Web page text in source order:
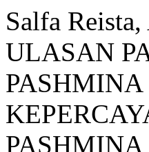
Salfa
ULASAN
PASHMINA
PASHMINA